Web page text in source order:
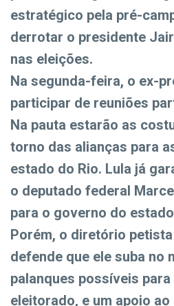
estratégico pela pré-
derrotar o presidente
nas eleições.
Na segunda-feira, o ex-
participar de reuniões
Na pauta estarão as
torno das alianças para
estado do Rio. Lula já
o deputado federal
para o governo do
Porém, o diretório
defende que ele suba no
palanques possíveis
eleitorado, e um apoio